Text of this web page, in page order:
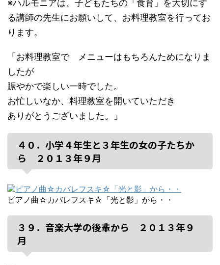
※ハルモニアは、子どもたちの「食育」を大切にす
る講師の先生にお願いして、お料理教室を行ってお
ります。
「お料理教室で メニューはもちろんためになりま
したが
賑やかで楽しい一時でした。
お忙しいなか、料理教室を開いていただき
ありがとうございました。」
４０．小学４年生と３年生の女の子たちか
ら ２０１３年９月
ピアノ曲☆カバレフスキ☆「光と影」から・・
３９．音楽大学の後輩から ２０１３年９
月